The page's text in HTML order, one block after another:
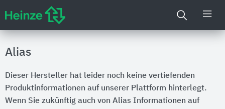
Alias
Dieser Hersteller hat leider noch keine vertiefenden
Produktinformationen auf unserer Plattform hinterlegt.
Wenn Sie zukünftig auch von Alias Informationen auf